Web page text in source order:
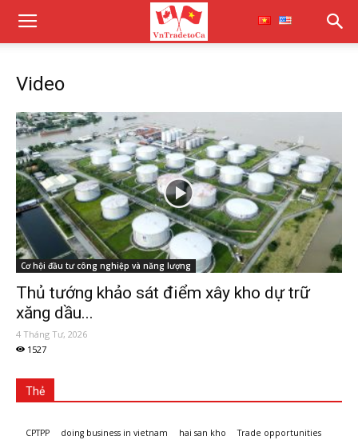
Video
Cơ hội đầu tư công nghiệp và năng lượng
Thủ tướng khảo sát điểm xây kho dự trữ
xăng dầu...
4 Tháng Tư, 2026
1527
Thẻ
CPTPP doing business in vietnam hai san kho Trade opportunities